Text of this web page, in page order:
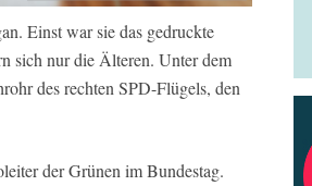
Einst war sie das gedruckte
sich nur die Älteren. Unter dem
des rechten SPD-Flügels, den
der Grünen im Bundestag.